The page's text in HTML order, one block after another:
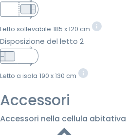
Letto sollevabile 185 x 120 cm
Disposizione del letto 2
Letto a isola 190 x 130 cm
Accessori
Accessori nella cellula abitativa